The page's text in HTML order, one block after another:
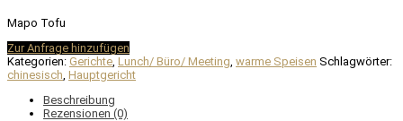
Mapo Tofu
Zur Anfrage hinzufügen
Kategorien: Gerichte, Lunch/ Büro/ Meeting, warme Speisen Schlagwörter:
chinesisch, Hauptgericht
Beschreibung
Rezensionen (0)